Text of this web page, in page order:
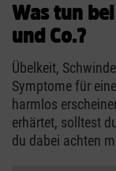
Was tun
und Co.?
Übelkeit,
Symptome für
harmlos
erhärtet, solltest
du dabei achten